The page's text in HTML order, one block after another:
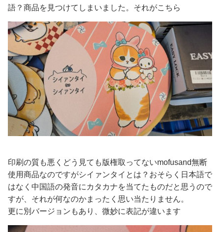
語？商品を見つけてしまいました。それがこちら
印刷の質も悪くどう見ても版権取ってないmofusand無断
使用商品なのですがシイァンタイとは？おそらく日本語で
はなく中国語の発音にカタカナを当てたものだと思うので
すが、それが何なのかまったく思い当たりません。
更に別バージョンもあり、微妙に表記が違います